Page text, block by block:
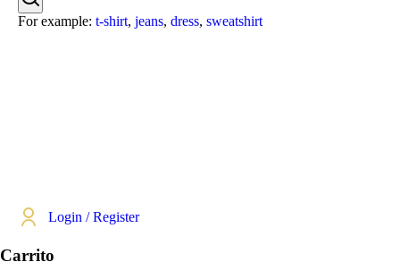
For example: t-shirt, jeans, dress, sweatshirt
Login / Register
Carrito